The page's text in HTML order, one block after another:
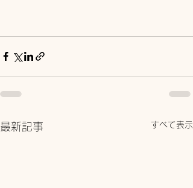
最新記事 すべて表示